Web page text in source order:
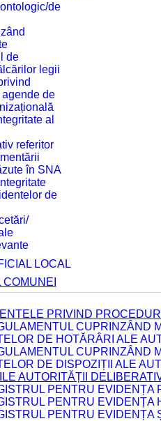
de
de
legii
de
al
referitor
în SNA
de
LOCAL
PRIVIND
CUPRINZÂND
DE HOTĂRÂRI ALE
CUPRINZÂND
DE DISPOZIȚII ALE
AUTORITĂȚII
PENTRU EVIDENȚA
PENTRU EVIDENȚA
PENTRU EVIDENȚA